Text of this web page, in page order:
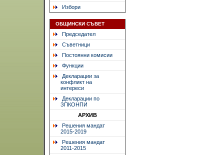
Избори
ОБЩИНСКИ СЪВЕТ
Председател
Съветници
Постоянни комисии
Функции
Декларации за
конфликт на
интереси
Декларации по
ЗПКОНПИ
АРХИВ
Решения мандат
2015-2019
Решения мандат
2011-2015